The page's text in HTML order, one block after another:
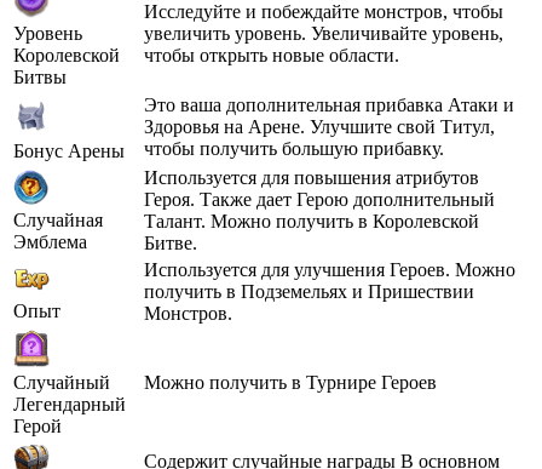
Уровень
Королевской
Битвы
Исследуйте и побеждайте монстров, чтобы
увеличить уровень. Увеличивайте уровень,
чтобы открыть новые области.
Бонус Арены
Это ваша дополнительная прибавка Атаки и
Здоровья на Арене. Улучшите свой Титул,
чтобы получить большую прибавку.
Случайная
Эмблема
Используется для повышения атрибутов
Героя. Также дает Герою дополнительный
Талант. Можно получить в Королевской
Битве.
Опыт
Используется для улучшения Героев. Можно
получить в Подземельях и Пришествии
Монстров.
Случайный
Легендарный
Герой
Можно получить в Турнире Героев
Содержит случайные награды В основном